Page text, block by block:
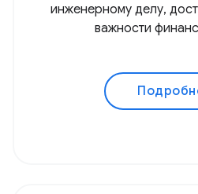
инженерному делу,
важности